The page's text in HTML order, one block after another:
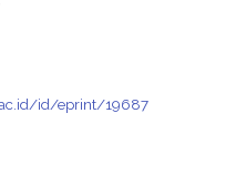
id/eprint/19687